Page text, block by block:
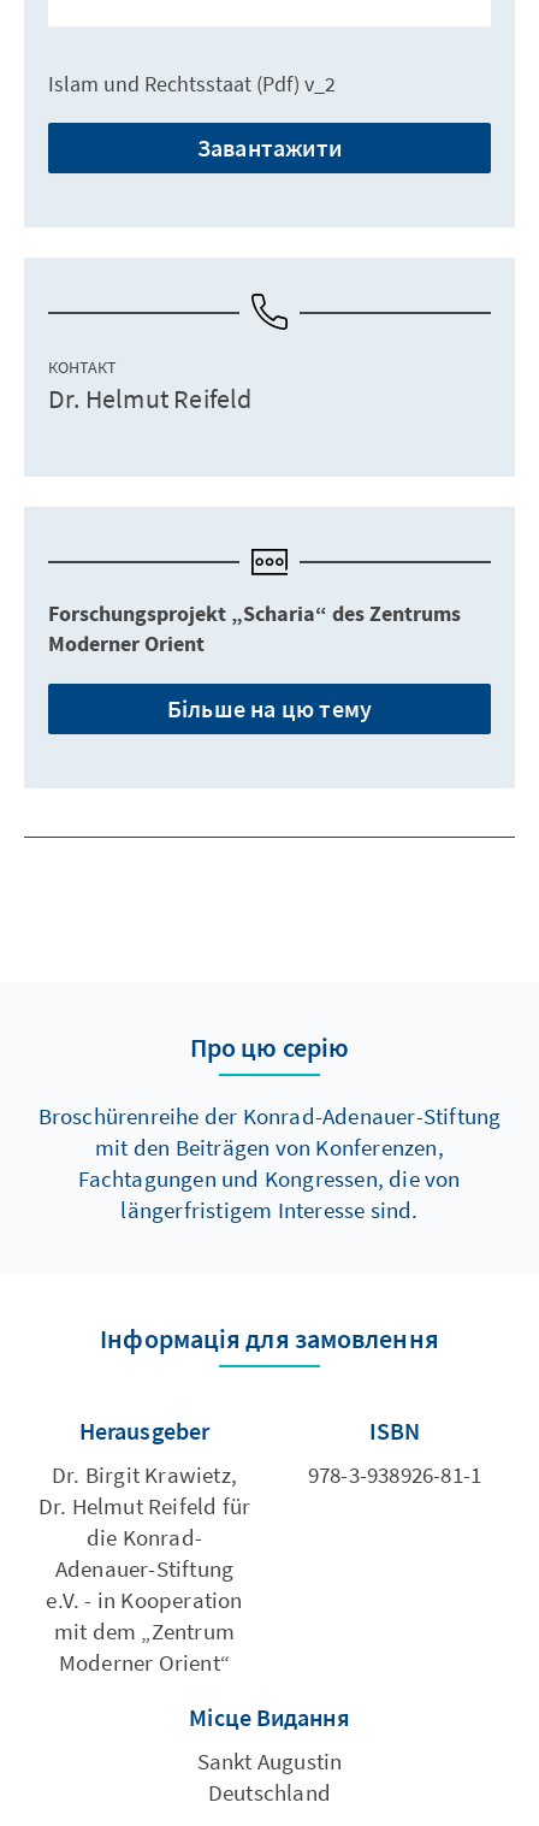
Islam und Rechtsstaat (Pdf) v_2
Завантажити
КОНТАКТ
Dr. Helmut Reifeld
Forschungsprojekt „Scharia“ des Zentrums
Moderner Orient
Більше на цю тему
Про цю серію
Broschürenreihe der Konrad-Adenauer-Stiftung
mit den Beiträgen von Konferenzen,
Fachtagungen und Kongressen, die von
längerfristigem Interesse sind.
Інформація для замовлення
Herausgeber
Dr. Birgit Krawietz,
Dr. Helmut Reifeld für
die Konrad-
Adenauer-Stiftung
e.V. - in Kooperation
mit dem „Zentrum
Moderner Orient“
ISBN
978-3-938926-81-1
Місце Видання
Sankt Augustin
Deutschland